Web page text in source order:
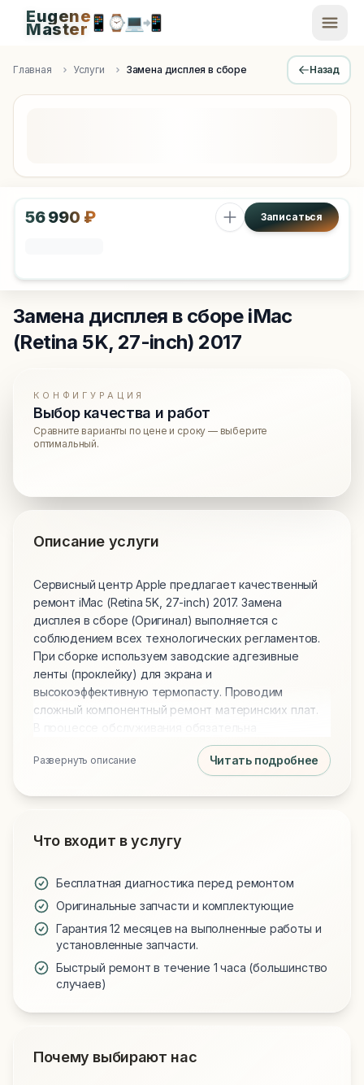
Apple Diagnostics & Engineering Authority in Saint
Eugene
Master📱 ⌚💻📲
Главная Услуги Замена дисплея в сборе Назад
56 990 ₽ Записаться
Замена дисплея в сбореiMac
(Retina 5K, 27-inch) 2017
КОНФИГУРАЦИЯ
Выбор качества и работ
Сравните варианты по цене и сроку — выберите
оптимальный.
Описание услуги
Сервисный центр Apple предлагает качественный
ремонт iMac (Retina 5K, 27-inch) 2017. Замена
дисплея в сборе (Оригинал) выполняется с
соблюдением всех технологических регламентов.
При сборке используем заводские адгезивные
ленты (проклейку) для экрана и
высокоэффективную термопасту. Проводим
сложный компонентный ремонт материнских плат.
профессиональная чистка от пыли и замена
термопасты на Arctic MX-4 или MX-6 для
проверенные запчасти и предоставляем гарантию
Развернуть описание Читать подробнее
Что входит в услугу
Бесплатная диагностика перед ремонтом
Оригинальные запчасти и комплектующие
Гарантия 12 месяцев на выполненные работы и
установленные запчасти.
Быстрый ремонт в течение 1 часа (большинство
случаев)
Почему выбирают нас